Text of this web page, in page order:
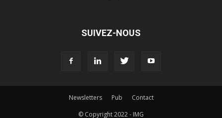
SUIVEZ-NOUS
Newsletters Pub
Contact
© Copyright 2022 - IMG